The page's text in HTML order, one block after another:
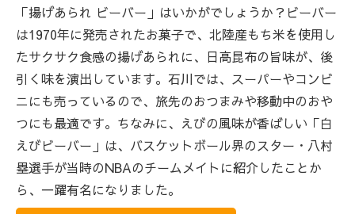
「揚げあられ ビーバー」はいかがでしょうか？ビーバー
は1970年に発売されたお菓子で、北陸産もち米を使用し
たサクサク食感の揚げあられに、日高昆布の旨味が、後
引く味を演出しています。石川では、スーパーやコンビ
ニにも売っているので、旅先のおつまみや移動中のおや
つにも最適です。ちなみに、えびの風味が香ばしい「白
えびビーバー」は、バスケットボール界のスター・八村
塁選手が当時のNBAのチームメイトに紹介したことか
ら、一躍有名になりました。